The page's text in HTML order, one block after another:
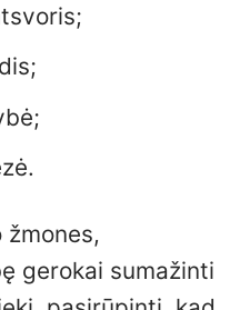
gerokai sumažinti